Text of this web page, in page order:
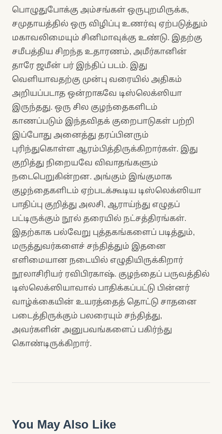
பொழுதுபோக்கு அம்சங்கள் ஒருபுறமிருக்க,
சமுதாயத்தில் ஒரு விழிப்பு உணர்வு ஏற்படுத்தும்
மகாவலிமையும் சினிமாவுக்கு உண்டு. இதற்கு
சமீபத்திய சிறந்த உதாரணம், அமீர்கானின்
தாரே ஜமீன் பர் இந்திப் படம். இது
வெளியாவதற்கு முன்பு வரையில் அதிகம்
அறியப்படாத ஒன்றாகவே டிஸ்லெக்ஸியா
இருந்தது. ஒரு சில குழந்தைகளிடம்
காணப்படும் இந்தவிதக் குறைபாடுகள் பற்றி
இப்போது அனைத்து தரப்பினரும்
புரிந்துகொள்ள ஆரம்பித்திருக்கிறார்கள். இது
குறித்து நிறையவே விவாதங்களும்
நடைபெறுகின்றன. அங்கும் இங்குமாக
குழந்தைகளிடம் ஏற்படக்கூடிய டிஸ்லெக்ஸியா
பாதிப்பு குறித்து அலசி, ஆராய்ந்து எழுதப்
பட்டிருக்கும் நூல் தரையில் நட்சத்திரங்கள்.
இதற்காக பல்வேறு புத்தகங்களைப் படித்தும்,
மருத்துவர்களைச் சந்தித்தும் இதனை
எளிமையான நடையில் எழுதியிருக்கிறார்
நூலாசிரியர் ரவிபிரகாஷ். குழந்தைப் பருவத்தில்
டிஸ்லெக்ஸியாவால் பாதிக்கப்பட்டு பின்னர்
வாழ்க்கையின் உயரத்தைத் தொட்டு சாதனை
படைத்திருக்கும் பலரையும் சந்தித்து,
அவர்களின் அனுபவங்களைப் பகிர்ந்து
கொண்டிருக்கிறார்.
You May Also Like